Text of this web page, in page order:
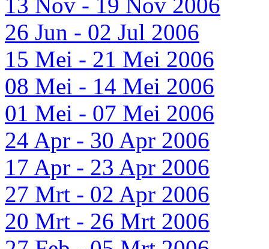
26 Jun - 02 Jul 2006
15 Mei - 21 Mei 2006
08 Mei - 14 Mei 2006
01 Mei - 07 Mei 2006
24 Apr - 30 Apr 2006
17 Apr - 23 Apr 2006
27 Mrt - 02 Apr 2006
20 Mrt - 26 Mrt 2006